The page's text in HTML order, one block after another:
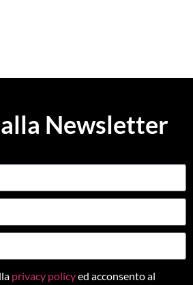
Newsletter
privacy policyed acconsento al